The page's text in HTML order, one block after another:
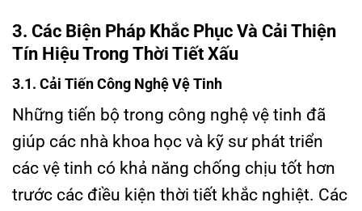
3. Các Biện Pháp Khắc Phục Và Cải Thiện
Tín Hiệu Trong Thời Tiết Xấu
3.1. Cải Tiến Công Nghệ Vệ Tinh
Những tiến bộ trong công nghệ vệ tinh đã
giúp các nhà khoa học và kỹ sư phát triển
các vệ tinh có khả năng chống chịu tốt hơn
trước các điều kiện thời tiết khắc nghiệt. Các